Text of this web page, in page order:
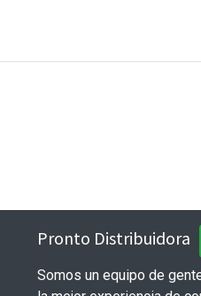
Pronto Distribuidora
Somos un equipo de